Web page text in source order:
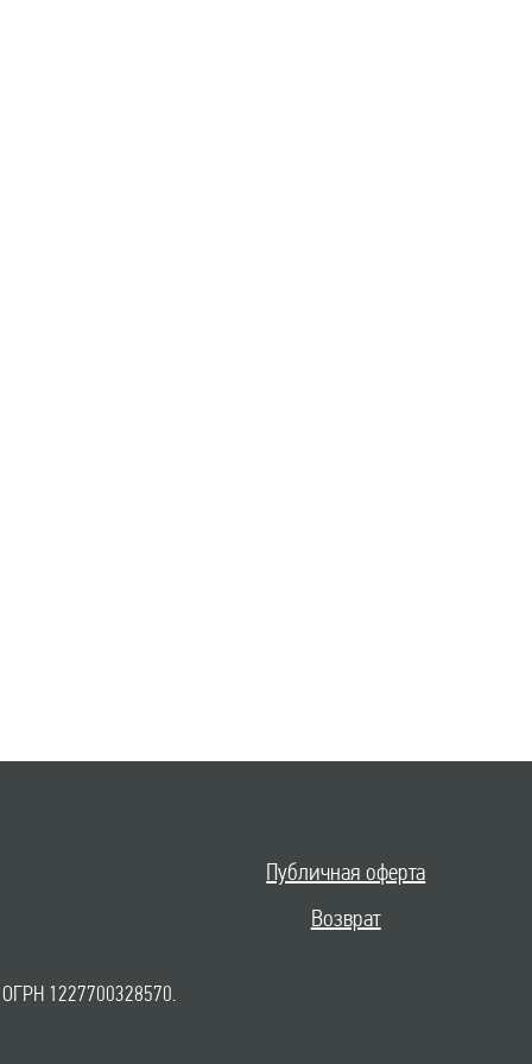
Публичная оферта
Возврат
1227700328570.